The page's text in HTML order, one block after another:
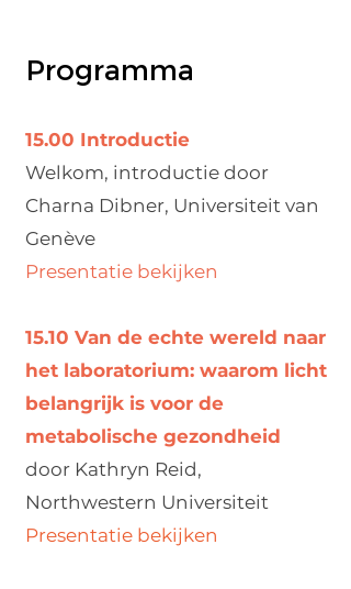
Programma
15.00 Introductie
Welkom, introductie door
Charna Dibner, Universiteit van
Genève
Presentatie bekijken
15.10 Van de echte wereld naar
het laboratorium: waarom licht
belangrijk is voor de
metabolische gezondheid
door Kathryn Reid,
Northwestern Universiteit
Presentatie bekijken